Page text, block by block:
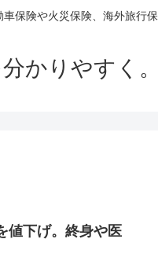
保険や火災保険、海外旅行
かりやすく
値下げ。終身や医